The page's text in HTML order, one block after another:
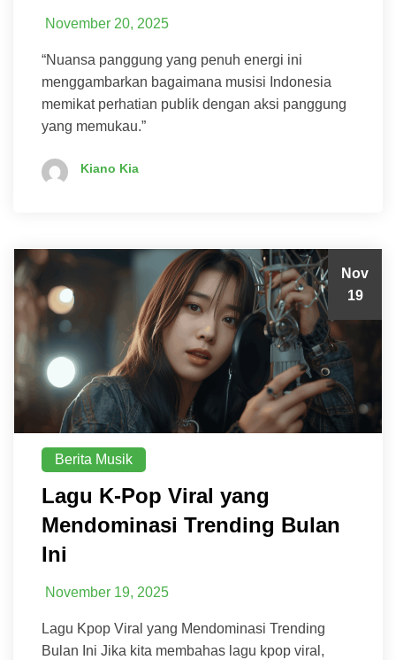
November 20, 2025
“Nuansa panggung yang penuh energi ini
menggambarkan bagaimana musisi Indonesia
memikat perhatian publik dengan aksi panggung
yang memukau.”
Kiano Kia
Nov
19
Berita Musik
Lagu K-Pop Viral yang
Mendominasi Trending Bulan
Ini
November 19, 2025
Lagu Kpop Viral yang Mendominasi Trending
Bulan Ini Jika kita membahas lagu kpop viral,